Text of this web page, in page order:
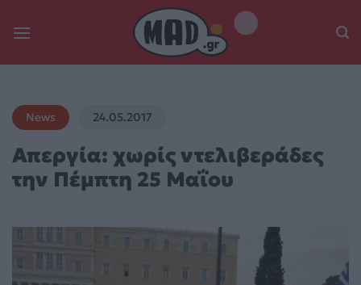
News 24.05.2017
Απεργία: χωρίς ντελιβεράδες
την Πέμπτη 25 Μαΐου